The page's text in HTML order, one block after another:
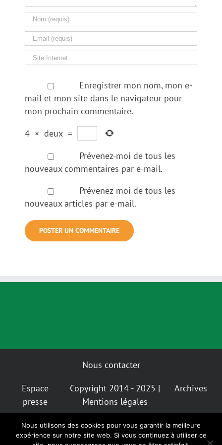
Enregistrer mon nom, mon e-
mail et mon site dans le navigateur pour
mon prochain commentaire.
4 × deux =
Prévenez-moi de tous les
nouveaux commentaires par e-mail.
Prévenez-moi de tous les
nouveaux articles par e-mail.
Nous contacter
Espace
presse
Copyright 2014 - 2025 |
Mentions légales
Archives
InstagramFacebook
MastodonFacebook
Bluesky
Nous utilisons des cookies pour vous garantir la meilleure
expérience sur notre site web. Si vous continuez à utiliser ce